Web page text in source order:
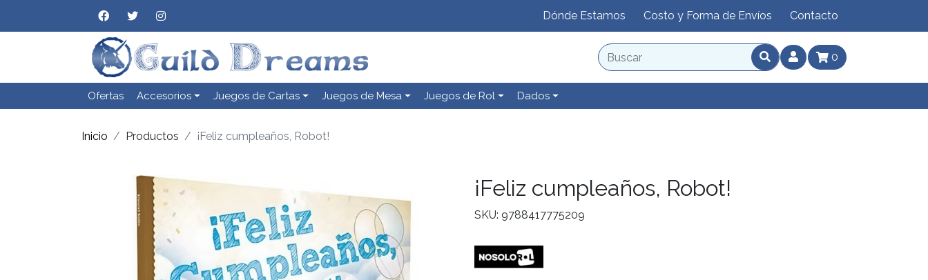
Dónde Estamos Costo y Forma de Envíos Contacto
0
Ofertas Accesorios Juegos de Cartas Juegos de Mesa Juegos de Rol Dados
Inicio Productos ¡Feliz cumpleaños, Robot!
¡Feliz cumpleaños, Robot!
SKU: 9788417775209